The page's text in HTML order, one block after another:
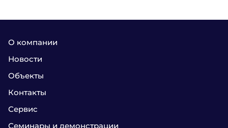
О компании
Новости
Объекты
Контакты
Сервис
Семинары и демонстрации